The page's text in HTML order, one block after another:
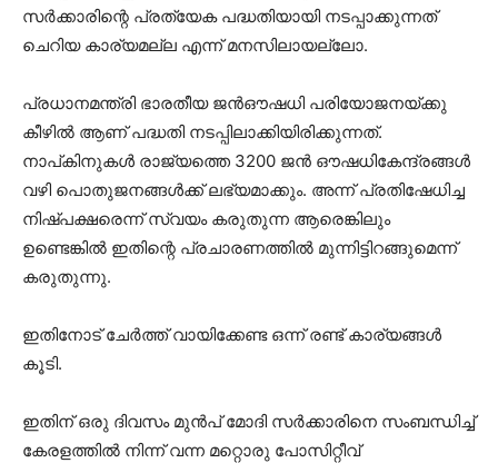
സർക്കാരിന്റെ പ്രത്യേക പദ്ധതിയായി നടപ്പാക്കുന്നത്
ചെറിയ കാര്യമല്ല എന്ന് മനസിലായല്ലോ.
പ്രധാനമന്ത്രി ഭാരതീയ ജന്‍ഔഷധി പരിയോജനയ്ക്കു
കീഴില്‍ ആണ് പദ്ധതി നടപ്പിലാക്കിയിരിക്കുന്നത്.
നാപ്കിനുകള്‍ രാജ്യത്തെ 3200 ജന്‍ ഔഷധികേന്ദ്രങ്ങള്‍
വഴി പൊതുജനങ്ങള്‍ക്ക് ലഭ്യമാക്കും. അന്ന് പ്രതിഷേധിച്ച
നിഷ്പക്ഷരെന്ന് സ്വയം കരുതുന്ന ആരെങ്കിലും
ഉണ്ടെങ്കിൽ ഇതിന്റെ പ്രചാരണത്തിൽ മുന്നിട്ടിറങ്ങുമെന്ന്
കരുതുന്നു.
ഇതിനോട് ചേർത്ത് വായിക്കേണ്ട ഒന്ന് രണ്ട് കാര്യങ്ങൾ
കൂടി.
ഇതിന് ഒരു ദിവസം മുൻപ് മോദി സർക്കാരിനെ സംബന്ധിച്ച്
കേരളത്തിൽ നിന്ന് വന്ന മറ്റൊരു പോസിറ്റീവ്